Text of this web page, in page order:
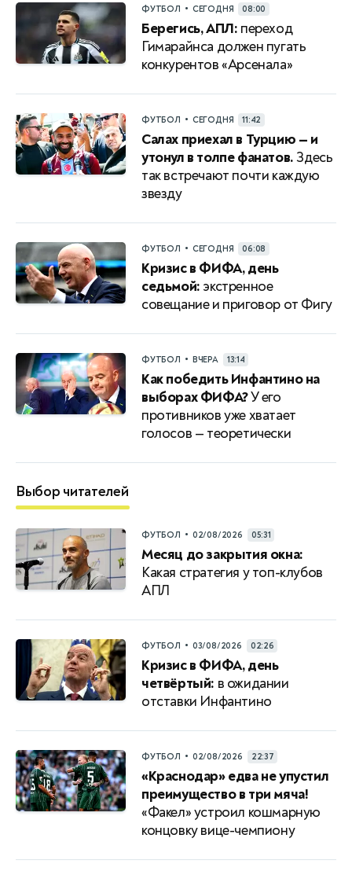
ФУТБОЛ • СЕГОДНЯ 08:00
Берегись, АПЛ: переход
Гимарайнса должен пугать
конкурентов «Арсенала»
ФУТБОЛ • СЕГОДНЯ 11:42
Салах приехал в Турцию — и
утонул в толпе фанатов.Здесь
так встречают почти каждую
звезду
ФУТБОЛ • СЕГОДНЯ 06:08
Кризис в ФИФА, день
седьмой: экстренное
совещание и приговор от Фигу
ФУТБОЛ • ВЧЕРА 13:14
Как победить Инфантино на
выборах ФИФА?У его
противников уже хватает
голосов — теоретически
Выбор читателей
ФУТБОЛ • 02/08/2026 05:31
Месяц до закрытия окна:
Какая стратегия у топ-клубов
АПЛ
ФУТБОЛ • 03/08/2026 02:26
Кризис в ФИФА, день
четвёртый: в ожидании
отставки Инфантино
ФУТБОЛ • 02/08/2026 22:37
«Краснодар» едва не упустил
преимущество в три мяча!
«Факел» устроил кошмарную
концовку вице-чемпиону